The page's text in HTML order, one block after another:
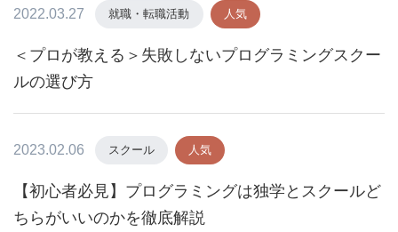
2022.03.27 就職・転職活動 人気
＜プロが教える＞失敗しないプログラミングスクー
ルの選び方
2023.02.06 スクール 人気
【初心者必見】プログラミングは独学とスクールど
ちらがいいのかを徹底解説